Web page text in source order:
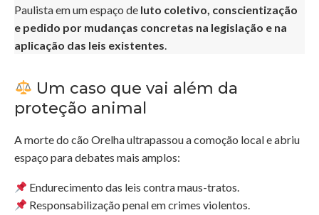
Paulista em um espaço de luto coletivo, conscientização
e pedido por mudanças concretas na legislação e na
aplicação das leis existentes.
Um caso que vai além da
proteção animal
A morte do cão Orelha ultrapassou a comoção local e abriu
espaço para debates mais amplos:
Endurecimento das leis contra maus-tratos.
Responsabilização penal em crimes violentos.